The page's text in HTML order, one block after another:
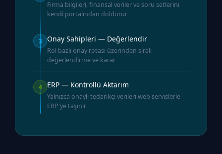
Firma bilgileri, finansal veriler ve soru setlerini
kendi portalından doldurur
3 Onay Sahipleri — Değerlendir
Rol bazlı onay rotası üzerinden sıralı
değerlendirme ve karar
4 ERP — Kontrollü Aktarım
Yalnızca onaylı tedarikçi verileri web servislerle
ERP'ye taşınır